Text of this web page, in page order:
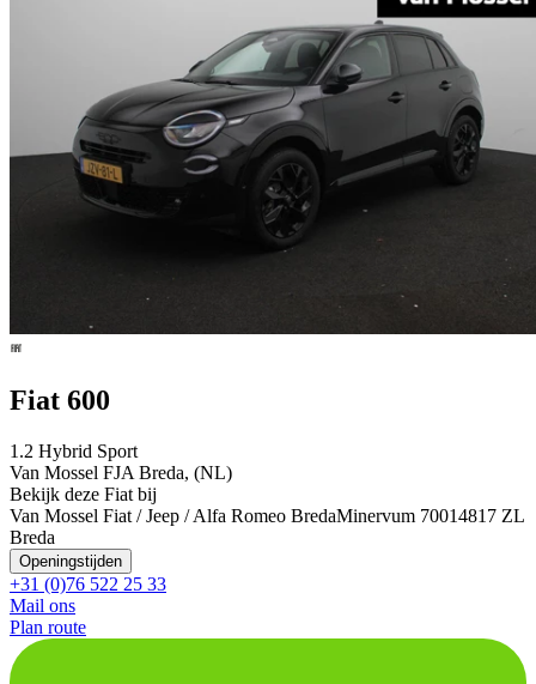
Fiat 600
1.2 Hybrid Sport
Van Mossel FJA Breda, (NL)
Bekijk deze Fiat bij
Van Mossel Fiat / Jeep / Alfa Romeo BredaMinervum 70014817 ZL
Breda
Openingstijden
+31 (0)76 522 25 33
Mail ons
Plan route